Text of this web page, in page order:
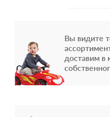
Вы видите
доставим в